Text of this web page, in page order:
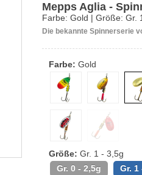
Mepps Aglia -
Farbe: Gold | Größe: Gr.
Die bekannte Spinnerserie
Farbe: Gold
Größe: Gr. 1 - 3,5g
Gr. 0 - 2,5g Gr. 1